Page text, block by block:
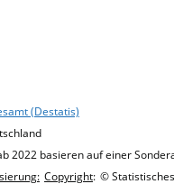
(Destatis)
2022 basieren auf einer
Copyright: ©